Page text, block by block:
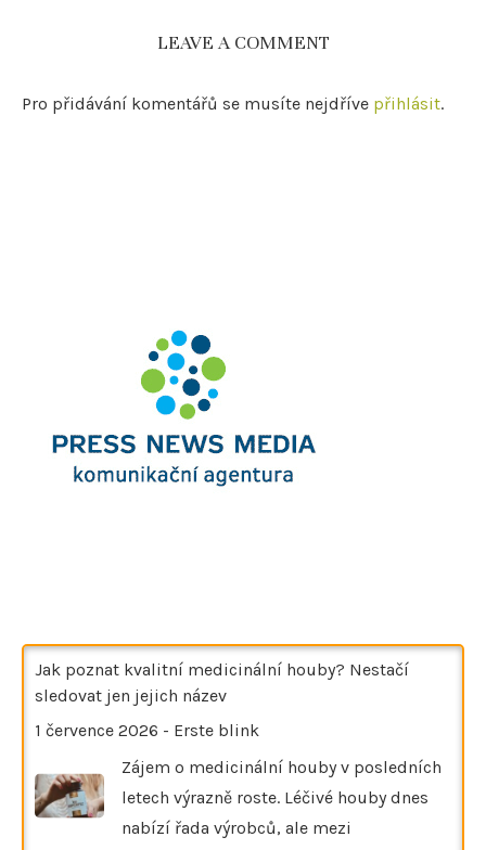
LEAVE A COMMENT
Pro přidávání komentářů se musíte nejdříve přihlásit.
Jak poznat kvalitní medicinální houby? Nestačí
sledovat jen jejich název
1 července 2026 - Erste blink
Zájem o medicinální houby v posledních
letech výrazně roste. Léčivé houby dnes
nabízí řada výrobců, ale mezi